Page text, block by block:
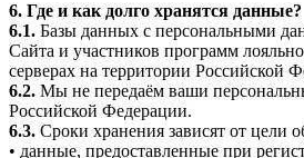
6. Где и как долго хранятся данные?
6.1. Базы данных с персональными
Сайта и участников программ
серверах на территории Российской
6.2. Мы не передаём ваши
Российской Федерации.
6.3. Сроки хранения зависят от цели
• данные, предоставленные при